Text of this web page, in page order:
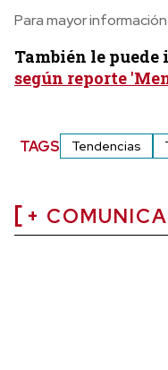
Para mayor
También le puede
según reporte
TAGS Tendencias
+